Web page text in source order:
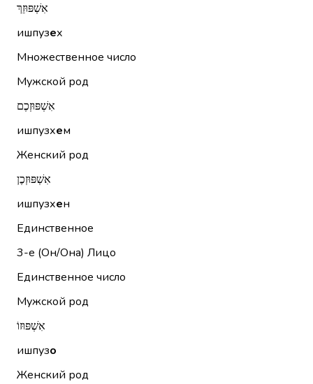
אִשְׁפּוּזֵךְ
ишпузех
Множественное число
Мужской род
אִשְׁפּוּזְכֶם
ишпузхем
Женский род
אִשְׁפּוּזְכֶן
ишпузхен
Единственное
3-е (Он/Она) Лицо
Единственное число
Мужской род
אִשְׁפּוּזוֹ
ишпузо
Женский род